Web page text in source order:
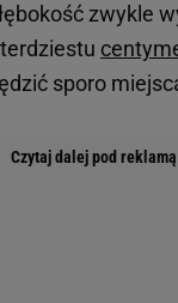
zwykle
sporo